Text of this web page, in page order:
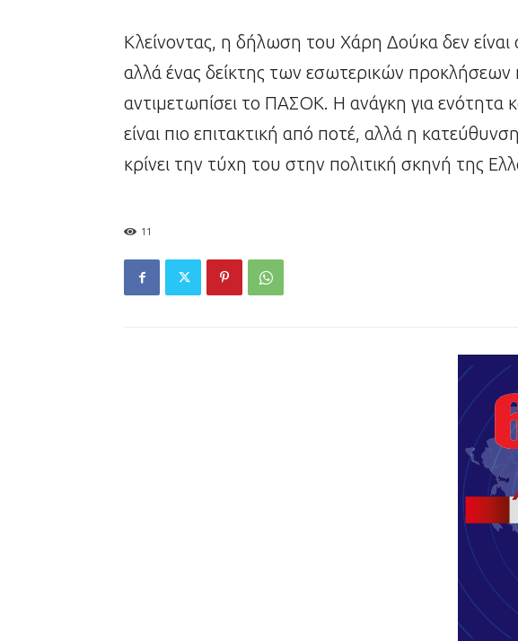
Κλείνοντας, η δήλωση του Χάρη Δούκα δεν είναι
αλλά ένας δείκτης των εσωτερικών προκλήσεων
αντιμετωπίσει το ΠΑΣΟΚ. Η ανάγκη για ενότητα
είναι πιο επιτακτική από ποτέ, αλλά η
κρίνει την τύχη του στην πολιτική σκηνή της
11